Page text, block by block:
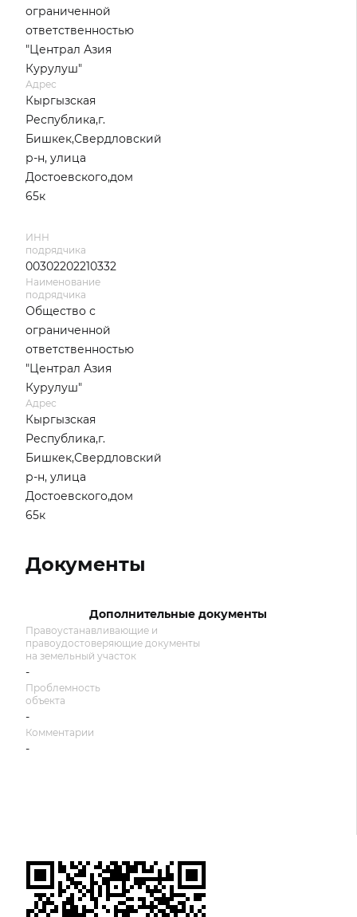
ограниченной
ответственностью
"Централ Азия
Курулуш"
Адрес
Кыргызская
Республика,г.
Бишкек,Свердловский
р-н, улица
Достоевского,дом
65к
ИНН
подрядчика
00302202210332
Наименование
подрядчика
Общество с
ограниченной
ответственностью
"Централ Азия
Курулуш"
Адрес
Кыргызская
Республика,г.
Бишкек,Свердловский
р-н, улица
Достоевского,дом
65к
Документы
Дополнительные документы
Правоустанавливающие и
правоудостоверяющие документы
на земельный участок
-
Проблемность
объекта
-
Комментарии
-